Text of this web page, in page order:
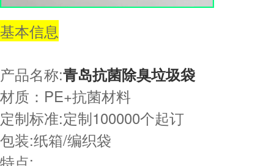
基本信息
产品名称:青岛抗菌除臭垃圾袋
材质：PE+抗菌材料
定制标准:定制100000个起订
包装:纸箱/编织袋
特点: